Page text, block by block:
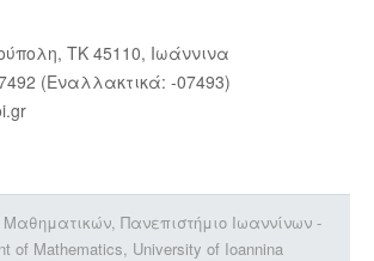
TK 45110, Ιωάννινα
(Εναλλακτικά: -07493)
Πανεπιστήμιο Ιωαννίνων -
of Mathematics, University of Ioannina